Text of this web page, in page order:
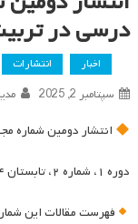
درسی در
اخبار انتشارات
سپتامبر 2, 2025
انتشار دومین شماره
دوره ۱، شماره ۲، تابستان ۱۴۰۴
فهرست مقالات این